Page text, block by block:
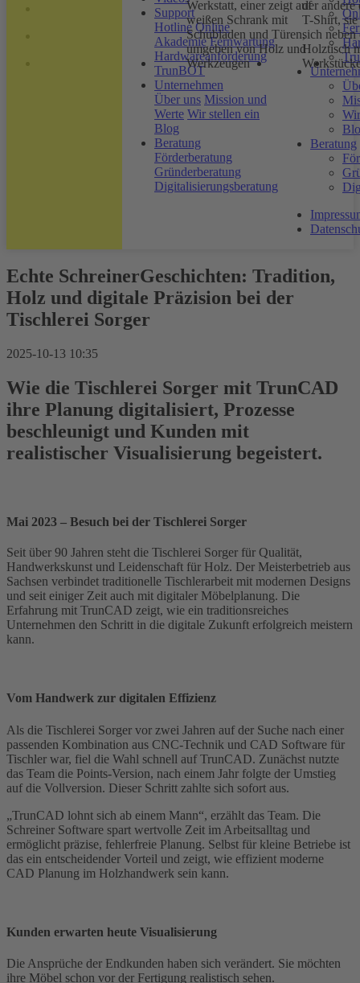
Support
Hotline Online
Akademie Fernwartung
Hardwareanforderung
TrunBOT
Unternehmen
Über uns Mission und
Werte Wir stellen ein
Blog
Beratung
Förderberatung
Gründerberatung
Digitalisierungsberatung
Beratung
Echte SchreinerGeschichten: Tradition,
Holz und digitale Präzision bei der
Tischlerei Sorger
2025-10-13 10:35
Wie die Tischlerei Sorger mit TrunCAD
ihre Planung digitalisiert, Prozesse
beschleunigt und Kunden mit
realistischer Visualisierung begeistert.
Mai 2023 – Besuch bei der Tischlerei Sorger
Seit über 90 Jahren steht die Tischlerei Sorger für Qualität,
Handwerkskunst und Leidenschaft für Holz. Der Meisterbetrieb aus
Sachsen verbindet traditionelle Tischlerarbeit mit modernen Designs
und seit einiger Zeit auch mit digitaler Möbelplanung. Die
Erfahrung mit TrunCAD zeigt, wie ein traditionsreiches
Unternehmen den Schritt in die digitale Zukunft erfolgreich meistern
kann.
Vom Handwerk zur digitalen Effizienz
Als die Tischlerei Sorger vor zwei Jahren auf der Suche nach einer
passenden Kombination aus CNC-Technik und CAD Software für
Tischler war, fiel die Wahl schnell auf TrunCAD. Zunächst nutzte
das Team die Points-Version, nach einem Jahr folgte der Umstieg
auf die Vollversion. Dieser Schritt zahlte sich sofort aus.
„TrunCAD lohnt sich ab einem Mann“, erzählt das Team. Die
Schreiner Software spart wertvolle Zeit im Arbeitsalltag und
ermöglicht präzise, fehlerfreie Planung. Selbst für kleine Betriebe ist
das ein entscheidender Vorteil und zeigt, wie effizient moderne
CAD Planung im Holzhandwerk sein kann.
Kunden erwarten heute Visualisierung
Die Ansprüche der Endkunden haben sich verändert. Sie möchten
ihre Möbel schon vor der Fertigung realistisch sehen.